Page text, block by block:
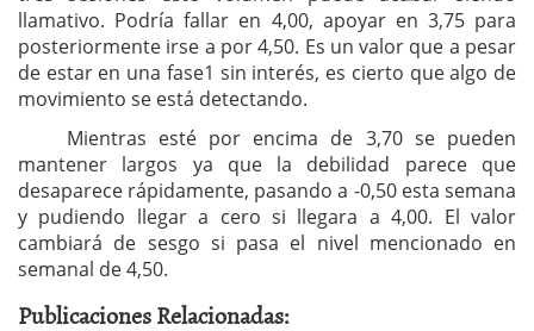
llamativo. Podría fallar en 4,00, apoyar en 3,75 para
posteriormente irse a por 4,50. Es un valor que a pesar
de estar en una fase1 sin interés, es cierto que algo de
movimiento se está detectando.
Mientras esté por encima de 3,70 se pueden
mantener largos ya que la debilidad parece que
desaparece rápidamente, pasando a -0,50 esta semana
y pudiendo llegar a cero si llegara a 4,00. El valor
cambiará de sesgo si pasa el nivel mencionado en
semanal de 4,50.
Publicaciones Relacionadas: